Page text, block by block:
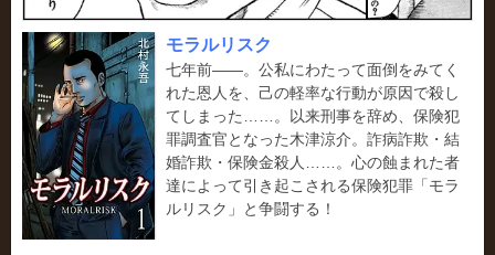
モラルリスク
七年前――。公私にわたって面倒をみてく
れた恩人を、己の軽率な行動が原因で殺し
てしまった……。以来刑事を辞め、保険犯
罪調査官となった木津涼介。詐病詐欺・結
婚詐欺・保険金殺人……。心の蝕まれた者
達によって引き起こされる保険犯罪「モラ
ルリスク」と争闘する！